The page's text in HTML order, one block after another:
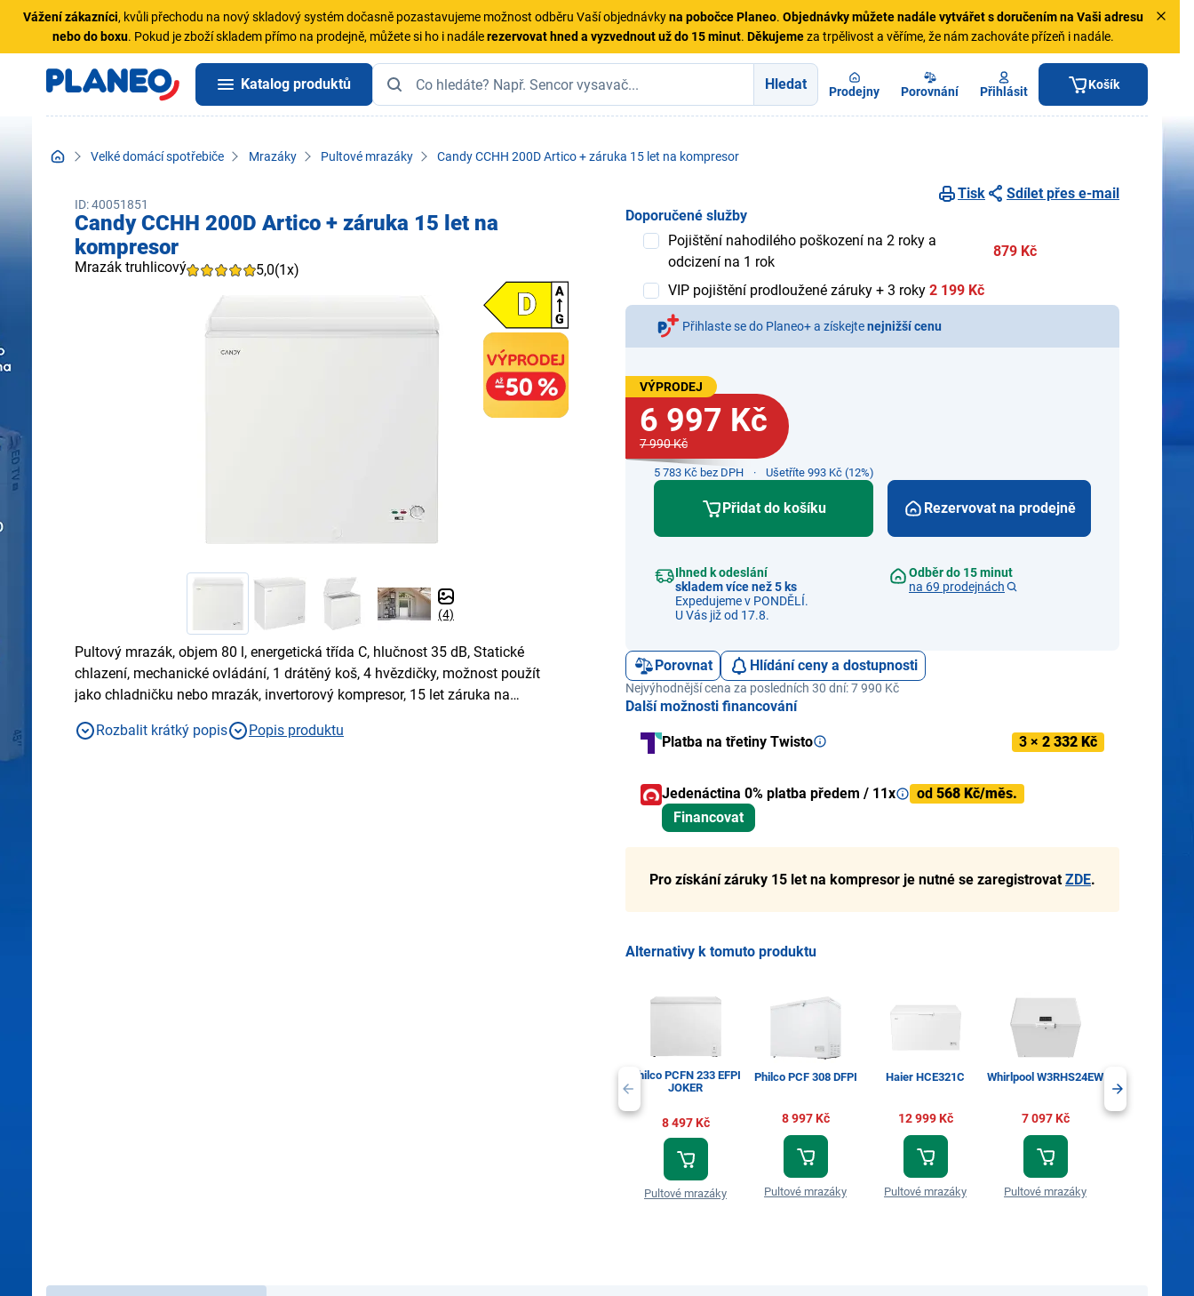
Vážení zákazníci, kvůli přechodu na nový skladový systém dočasně pozastavujeme možnost odběru Vaší objednávkyna pobočce Planeo. Objednávkymůžete nadále vytvářet s doručením na Vaši adresu
nebo do boxu. Pokud je zboží skladem přímo na prodejně, můžete si ho i nadálerezervovat hned a vyzvednout už do 15 minut. Děkujemeza trpělivost a věříme, že nám zachováte přízeň i nadále.
Katalog produktů Hledat Prodejny Porovnání Přihlásit Košík
Velké domácí spotřebiče Mrazáky Pultové mrazáky Candy CCHH 200D Artico + záruka 15 let na kompresor
ID: 40051851
Candy CCHH 200D Artico + záruka 15 let na
kompresor
Mrazák truhlicový 5,0(1x)
(4)
Pultový mrazák, objem 80 l, energetická třída C, hlučnost 35 dB, Statické
chlazení, mechanické ovládání, 1 drátěný koš, 4 hvězdičky, možnost použít
jako chladničku nebo mrazák, invertorový kompresor, 15 let záruka na
Rozbalit krátký popis
Popis produktu
Tisk
Sdílet přes e-mail
Doporučené služby
Pojištění nahodilého poškození na 2 roky a
odcizení na 1 rok
879 Kč
VIP pojištění prodloužené záruky + 3 roky 2 199 Kč
Přihlaste se do Planeo+ a získejtenejnižší cenu
VÝPRODEJ
6 997 Kč
7 990 Kč
5 783 Kč bez DPH Ušetříte 993 Kč (12%)
Přidat do košíku
Ihned k odeslání
skladem více než 5 ks
Expedujeme v PONDĚLÍ.
U Vás již od 17.8.
Rezervovat na prodejně
Odběr do 15 minut
na 69 prodejnách
Porovnat Hlídání ceny a dostupnosti
Nejvýhodnější cena za posledních 30 dní: 7 990 Kč
Další možnosti financování
Platba na třetiny Twisto 3 × 2 332 Kč
Jedenáctina 0% platba předem / 11x od 568 Kč/měs.
Financovat
Pro získání záruky 15 let na kompresor je nutné se zaregistrovatZDE.
Alternativy k tomuto produktu
Philco PCFN 233 EFPI
JOKER
8 497 Kč
Pultové mrazáky
Philco PCF 308 DFPI
8 997 Kč
Pultové mrazáky
Haier HCE321C
12 999 Kč
Pultové mrazáky
Whirlpool W3RHS24EW
7 097 Kč
Pultové mrazáky